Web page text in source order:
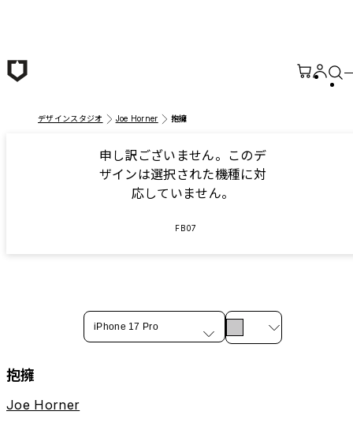
デザインスタジオ Joe Horner 抱擁
申し訳ございません。このデ
ザインは選択された機種に対
応していません。
FB07
iPhone 17 Pro
抱擁
Joe Horner